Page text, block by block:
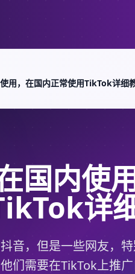
用，在国内正常使用TikTok详细
国内使
详
音，但是一些网友，
们需要在TikTok上推